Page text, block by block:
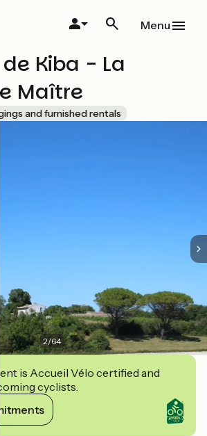
Menu
de Kiba - La
Maître
and furnished rentals
2/64
is Accueil Vélo certified and
cyclists.